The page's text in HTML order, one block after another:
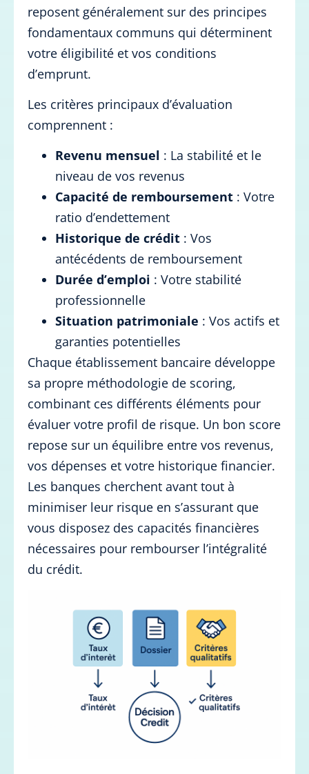
reposent généralement sur des principes
fondamentaux communs qui déterminent
votre éligibilité et vos conditions
d’emprunt.
Les critères principaux d’évaluation
comprennent :
Revenu mensuel : La stabilité et le
niveau de vos revenus
Capacité de remboursement : Votre
ratio d’endettement
Historique de crédit : Vos
antécédents de remboursement
Durée d’emploi : Votre stabilité
professionnelle
Situation patrimoniale : Vos actifs et
garanties potentielles
Chaque établissement bancaire développe
sa propre méthodologie de scoring,
combinant ces différents éléments pour
évaluer votre profil de risque. Un bon score
repose sur un équilibre entre vos revenus,
vos dépenses et votre historique financier.
Les banques cherchent avant tout à
minimiser leur risque en s’assurant que
vous disposez des capacités financières
nécessaires pour rembourser l’intégralité
du crédit.